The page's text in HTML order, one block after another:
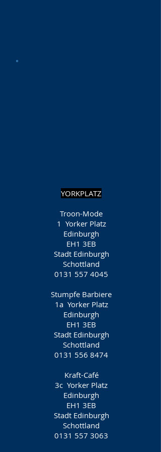
YORKPLATZ
Troon-Mode
1 Yorker Platz
Edinburgh
EH1 3EB
Stadt Edinburgh
Schottland
0131 557 4045
Stumpfe Barbiere
1a Yorker Platz
Edinburgh
EH1 3EB
Stadt Edinburgh
Schottland
0131 556 8474
Kraft-Café
3c Yorker Platz
Edinburgh
EH1 3EB
Stadt Edinburgh
Schottland
0131 557 3063